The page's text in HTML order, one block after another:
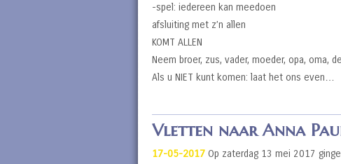
-spel: iedereen kan meedoen
afsluiting met z’n allen
KOMT ALLEN
Neem broer, zus, vader, moeder, opa, oma,
Als u NIET kunt komen: laat het ons even…
Vletten naar Anna
17-05-2017 Op zaterdag 13 mei 2017